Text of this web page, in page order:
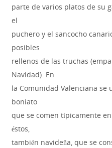
parte de varios platos de su
el
puchero y el sancocho
posibles
rellenos de las truchas
Navidad). En
la Comunidad Valenciana se
boniato
que se comen típicamente
éstos,
también navideña, que se